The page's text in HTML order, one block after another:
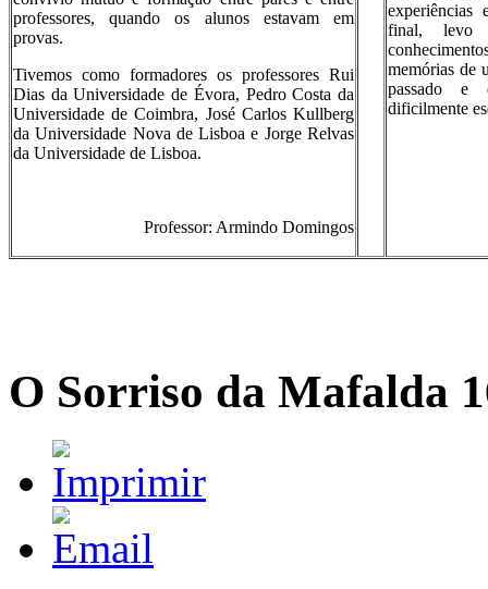
professores, quando os alunos estavam em
provas.
Tivemos como formadores os professores Rui
Dias da Universidade de Évora, Pedro Costa da
Universidade de Coimbra, José Carlos Kullberg
da Universidade Nova de Lisboa e Jorge Relvas
da Universidade de Lisboa.
Professor: Armindo Domingos
experiências
final, levo
memórias de
passado e
dificilmente
O Sorriso da Mafalda